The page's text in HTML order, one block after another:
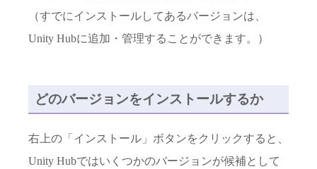
（すでにインストールしてあるバージョンは、
Unity Hubに追加・管理することができます。）
どのバージョンをインストールするか
右上の「インストール」ボタンをクリックすると、
Unity Hubではいくつかのバージョンが候補として